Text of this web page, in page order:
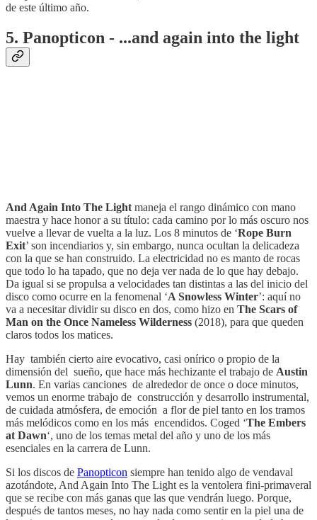
de este último año.
5. Panopticon - ...and again into the light
And Again Into The Light maneja el rango dinámico con mano
maestra y hace honor a su título: cada camino por lo más oscuro nos
vuelve a llevar de vuelta a la luz. Los 8 minutos de ‘Rope Burn
Exit’ son incendiarios y, sin embargo, nunca ocultan la delicadeza
con la que se han construido. La electricidad no es manto de rocas
que todo lo ha tapado, que no deja ver nada de lo que hay debajo.
Da igual si se propulsa a velocidades tan distintas a las del inicio del
disco como ocurre en la fenomenal ‘A Snowless Winter’: aquí no
va a necesitar dividir su disco en dos, como hizo en The Scars of
Man on the Once Nameless Wilderness (2018), para que queden
claros todos los matices.
Hay también cierto aire evocativo, casi onírico o propio de la
dimensión del sueño, que hace más hechizante el trabajo de Austin
Lunn. En varias canciones de alrededor de once o doce minutos,
vemos un enorme trabajo de construcción y desarrollo instrumental,
de cuidada atmósfera, de emoción a flor de piel tanto en los tramos
más melódicos como en los más encendidos. Coged ‘The Embers
at Dawn‘, uno de los temas metal del año y uno de los más
esenciales en la carrera de Lunn.
Si los discos de Panopticon siempre han tenido algo de vendaval
azotándote, And Again Into The Light es la ventolera fini-primaveral
que se recibe con más ganas que las que vendrán luego. Porque,
después de tantos meses, no hay nada como sentir en la piel una de